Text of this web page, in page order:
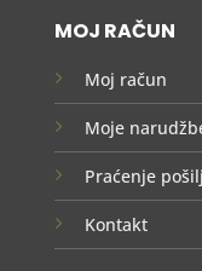
MOJ RAČUN
Moj račun
Moje
Praćenje
Kontakt